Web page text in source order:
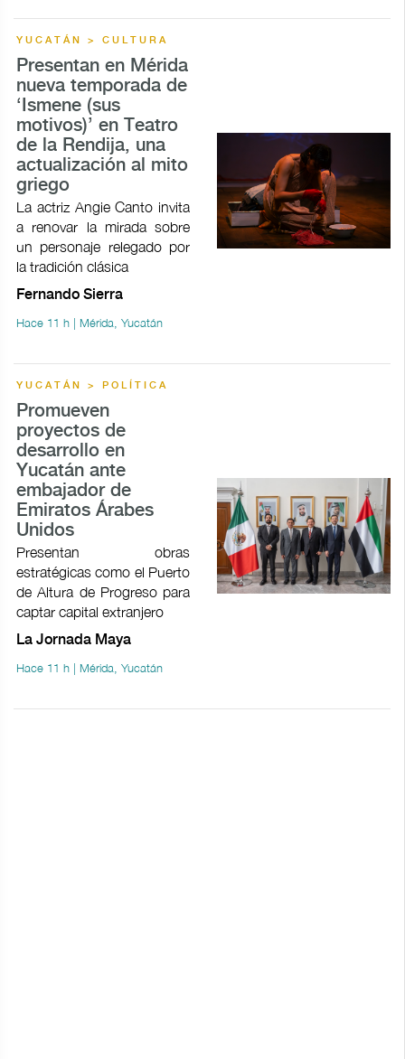
YUCATÁN > CULTURA
Presentan en Mérida
nueva temporada de
‘Ismene (sus
motivos)’ en Teatro
de la Rendija, una
actualización al mito
griego
La actriz Angie Canto invita
a renovar la mirada sobre
un personaje relegado por
la tradición clásica
Fernando Sierra
Hace 11 h | Mérida, Yucatán
YUCATÁN > POLÍTICA
Promueven
proyectos de
desarrollo en
Yucatán ante
embajador de
Emiratos Árabes
Unidos
Presentan obras
estratégicas como el Puerto
de Altura de Progreso para
captar capital extranjero
La Jornada Maya
Hace 11 h | Mérida, Yucatán